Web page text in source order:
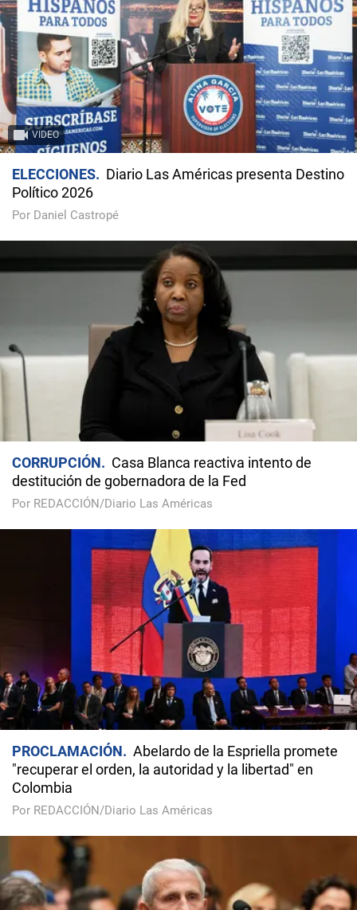
VIDEO
ELECCIONES
Diario Las Américas presenta Destino
Político 2026
Por Daniel Castropé
CORRUPCIÓN
Casa Blanca reactiva intento de
destitución de gobernadora de la Fed
Por REDACCIÓN/Diario Las Américas
PROCLAMACIÓN
Abelardo de la Espriella promete
"recuperar el orden, la autoridad y la libertad" en
Colombia
Por REDACCIÓN/Diario Las Américas